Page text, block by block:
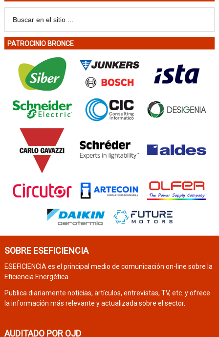
PATROCINIO BRONCE
SOBRE ESEFICIENCIA
ESEFICIENCIA es el principal medio de comunicación on-line sobre la
Eficiencia Energética.
Publica diariamente noticias, artículos, entrevistas, TV, etc. y ofrece
la información más relevante y actualizada sobre el sector.
AUDITADO POR OJD